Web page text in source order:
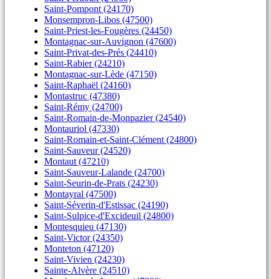
Saint-Pompont (24170)
Monsempron-Libos (47500)
Saint-Priest-les-Fougères (24450)
Montagnac-sur-Auvignon (47600)
Saint-Privat-des-Prés (24410)
Saint-Rabier (24210)
Montagnac-sur-Lède (47150)
Saint-Raphaël (24160)
Montastruc (47380)
Saint-Rémy (24700)
Saint-Romain-de-Monpazier (24540)
Montauriol (47330)
Saint-Romain-et-Saint-Clément (24800)
Saint-Sauveur (24520)
Montaut (47210)
Saint-Sauveur-Lalande (24700)
Saint-Seurin-de-Prats (24230)
Montayral (47500)
Saint-Séverin-d'Estissac (24190)
Saint-Sulpice-d'Excideuil (24800)
Montesquieu (47130)
Saint-Victor (24350)
Monteton (47120)
Saint-Vivien (24230)
Sainte-Alvère (24510)